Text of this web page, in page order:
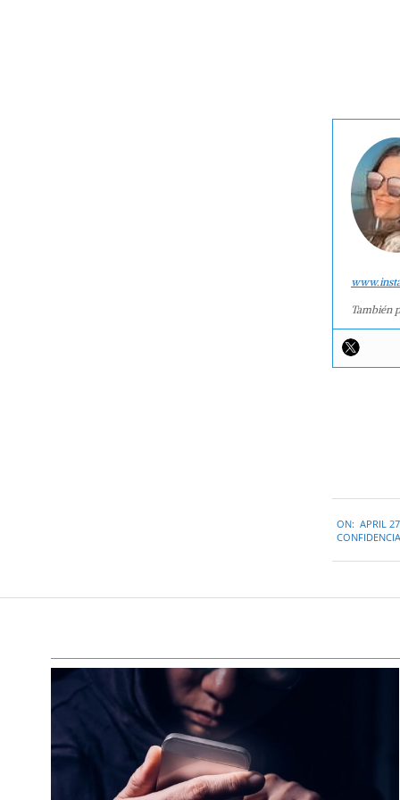
También
04-
ON: APRIL